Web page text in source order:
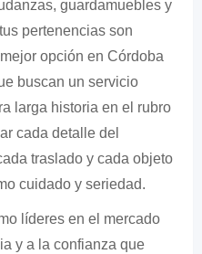
guardamuebles y
pertenencias son
opción en Córdoba
buscan un servicio
larga historia en el rubro
cada detalle del
traslado y cada objeto
cuidado y seriedad.
líderes en el mercado
y a la confianza que